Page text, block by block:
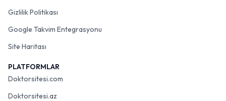
Gizlilik Politikası
Google Takvim Entegrasyonu
Site Haritası
PLATFORMLAR
Doktorsitesi.com
Doktorsitesi.az